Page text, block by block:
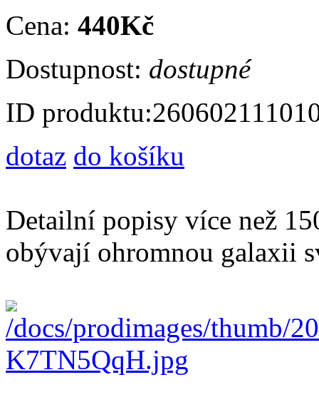
Cena: 440Kč
Dostupnost: dostupné
ID produktu:
dotaz do košíku
Detailní popisy více než
obývají ohromnou galaxii